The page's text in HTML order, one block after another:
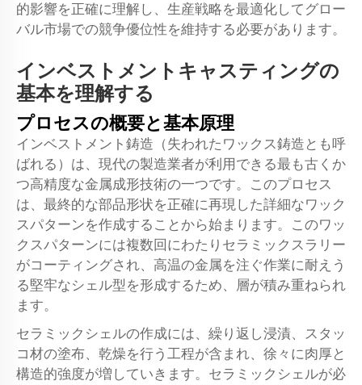
的影響を正確に理解し、生産戦略を最適化してグロー
バル市場での競争優位性を維持する必要があります。
インベストメントキャスティングの
基本を理解する
プロセスの概要と基本原理
インベストメント鋳造（失われたワックス鋳造とも呼
ばれる）は、現代の製造業者が利用できる最も古くか
つ高精度な金属成形技術の一つです。このプロセス
は、最終的な部品形状を正確に再現した詳細なワック
スパターンを作成することから始まります。このワッ
クスパターンには複数回にわたりセラミックスラリー
がコーティングされ、高温の金属を注ぐ作業に耐えう
る堅牢なシェル型を形成するため、層が積み重ねられ
ます。
セラミックシェルの作成には、繰り返し浸漬、スタッ
コ材の塗布、乾燥を行う工程が含まれ、徐々に肉厚と
構造的強度が増していきます。セラミックシェルが必